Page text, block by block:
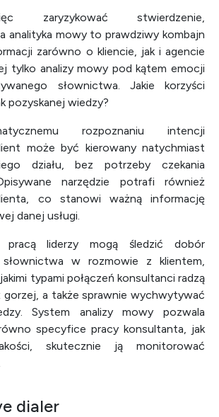
zaryzykować stwierdzenie,
analityka mowy to prawdziwy kombajn
zarówno o kliencie, jak i agencie
tylko analizy mowy pod kątem emocji
słownictwa. Jakie korzyści
pozyskanej wiedzy?
rozpoznaniu intencji
może być kierowany natychmiast
działu, bez potrzeby czekania
narzędzie potrafi również
co stanowi ważną informację
danej usługi.
pracą liderzy mogą śledzić dobór
słownictwa w rozmowie z klientem,
typami połączeń konsultanci radzą
gorzej, a także sprawnie wychwytywać
System analizy mowy pozwala
specyfice pracy konsultanta, jak
skutecznie ją monitorować
dialer